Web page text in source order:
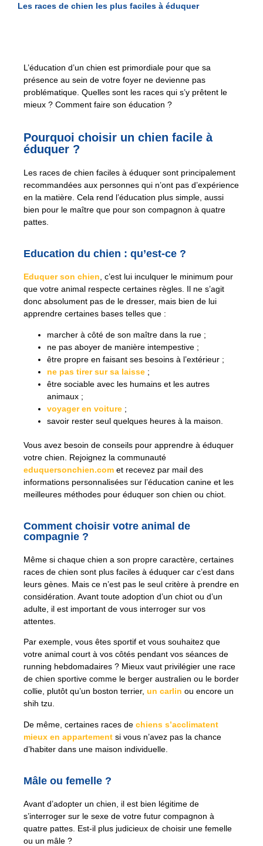
Les races de chien les plus faciles à éduquer
L’éducation d’un chien est primordiale pour que sa
présence au sein de votre foyer ne devienne pas
problématique. Quelles sont les races qui s’y prêtent le
mieux ? Comment faire son éducation ?
Pourquoi choisir un chien facile à
éduquer ?
Les races de chien faciles à éduquer sont principalement
recommandées aux personnes qui n’ont pas d’expérience
en la matière. Cela rend l’éducation plus simple, aussi
bien pour le maître que pour son compagnon à quatre
pattes.
Education du chien : qu’est-ce ?
Eduquer son chien , c’est lui inculquer le minimum pour
que votre animal respecte certaines règles. Il ne s’agit
donc absolument pas de le dresser, mais bien de lui
apprendre certaines bases telles que :
marcher à côté de son maître dans la rue ;
ne pas aboyer de manière intempestive ;
être propre en faisant ses besoins à l’extérieur ;
ne pas tirer sur sa laisse ;
être sociable avec les humains et les autres
animaux ;
voyager en voiture ;
savoir rester seul quelques heures à la maison.
Vous avez besoin de conseils pour apprendre à éduquer
votre chien. Rejoignez la communauté
eduquersonchien.com et recevez par mail des
informations personnalisées sur l’éducation canine et les
meilleures méthodes pour éduquer son chien ou chiot.
Comment choisir votre animal de
compagnie ?
Même si chaque chien a son propre caractère, certaines
races de chien sont plus faciles à éduquer car c’est dans
leurs gènes. Mais ce n’est pas le seul critère à prendre en
considération. Avant toute adoption d’un chiot ou d’un
adulte, il est important de vous interroger sur vos
attentes.
Par exemple, vous êtes sportif et vous souhaitez que
votre animal court à vos côtés pendant vos séances de
running hebdomadaires ? Mieux vaut privilégier une race
de chien sportive comme le berger australien ou le border
collie, plutôt qu’un boston terrier, un carlin ou encore un
shih tzu.
De même, certaines races de chiens s’acclimatent
mieux en appartement si vous n’avez pas la chance
d’habiter dans une maison individuelle.
Mâle ou femelle ?
Avant d’adopter un chien, il est bien légitime de
s’interroger sur le sexe de votre futur compagnon à
quatre pattes. Est-il plus judicieux de choisir une femelle
ou un mâle ?